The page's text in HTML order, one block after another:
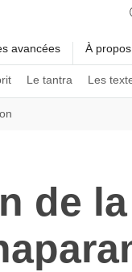
Le tantra Les
avancées À
de